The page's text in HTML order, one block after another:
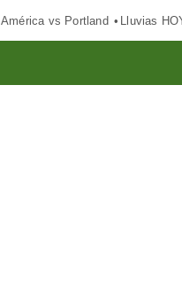
América vs Portland Lluvias